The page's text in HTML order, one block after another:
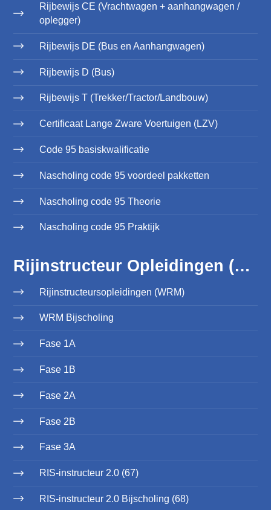
Rijbewijs CE (Vrachtwagen + aanhangwagen /
oplegger)
Rijbewijs DE (Bus en Aanhangwagen)
Rijbewijs D (Bus)
Rijbewijs T (Trekker/Tractor/Landbouw)
Certificaat Lange Zware Voertuigen (LZV)
Code 95 basiskwalificatie
Nascholing code 95 voordeel pakketten
Nascholing code 95 Theorie
Nascholing code 95 Praktijk
Rijinstructeur Opleidingen (WRM)
Rijinstructeursopleidingen (WRM)
WRM Bijscholing
Fase 1A
Fase 1B
Fase 2A
Fase 2B
Fase 3A
RIS-instructeur 2.0 (67)
RIS-instructeur 2.0 Bijscholing (68)